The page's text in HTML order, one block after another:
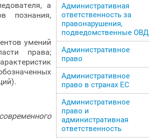
а
познания,
умений
права;
Административная
ответственность за
правонарушения,
подведомственные ОВД
Административное
право
Административное
право в странах ЕС
Административное
право и
административная
ответственность